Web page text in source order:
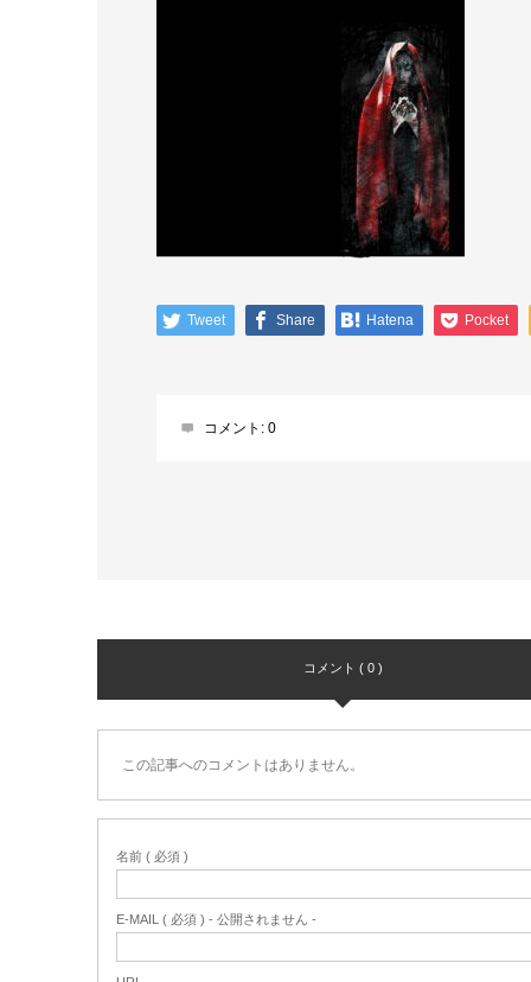
Tweet Share Hatena Pocket
コメント: 0
コメント ( 0 )
この記事へのコメントはありません。
名前 ( 必須 )
E-MAIL ( 必須 ) - 公開されません -